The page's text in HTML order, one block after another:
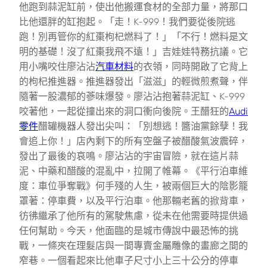
他跑到蒜泥缸前，使出他搬運食材的全部力量，將那口
比他還胖的缸抱起。「走！K-999！我們要從後院逃
跑！別再管你的紅棗枸杞燃料了！」「不行！燃料是文
明的基礎！沒了紅棗我飛不遠！」吉娃娃特務抗議。它
用小嘴咬住廖沾沾汽車材料的衣領，同時開啟了它背上
的枸杞推進器。推進器發出「滋滋」的輕微煎煮聲，伴
隨著一股濃郁的蔘味爆發。廖沾沾抱著蒜泥缸、K-999
咬著他，一起從撞出來的洞口衝向後院。王醋狂的Audi
零件醋罐機器人發出尖叫：「別想逃！醬油黨餘孽！我
會追上你！」店內剩下的所有空盤子被醋酸氣波震碎，
發出了最後的哀鳴。廖沾沾的宇宙冒險，就在這片蒜
泥、中藥和醋酸的混亂中，拉開了帷幕。《平行泊車維
度：車位爭奪戰》何手殘的人生，被兩個巨大的陰影籠
罩著：停車費，以及平行泊車。他那輛老舊的掀背車，
彷彿繼承了他所有的駕駛焦慮，從未在他需要時提供過
任何幫助。今天，他面臨的是城市傳說中最恐怖的挑
戰，一條夾在理髮店與一間專賣金屬雕像的畫廊之間的
窄巷。一個看起來比他車子尺寸小上三十公分的停車